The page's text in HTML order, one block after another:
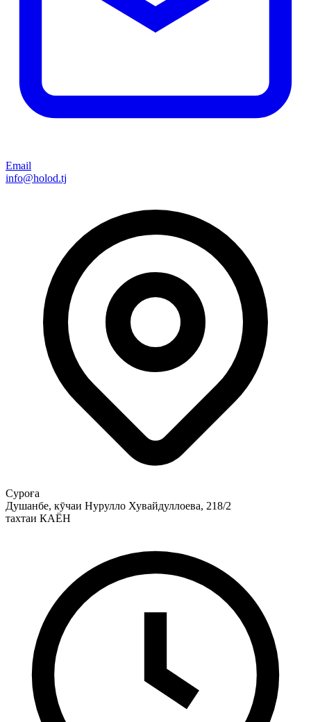
Email
info@holod.tj
Суроға
Душанбе, кӯчаи Нурулло Хувайдуллоева, 218/2
тахтаи КАЁН